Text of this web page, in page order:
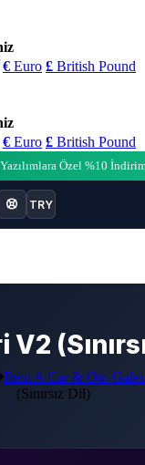
€ Euro £ British Pound
€ Euro £ British Pound
Özel %10
TRY
Rent A Car & Oto
(Sınırsız Dil)